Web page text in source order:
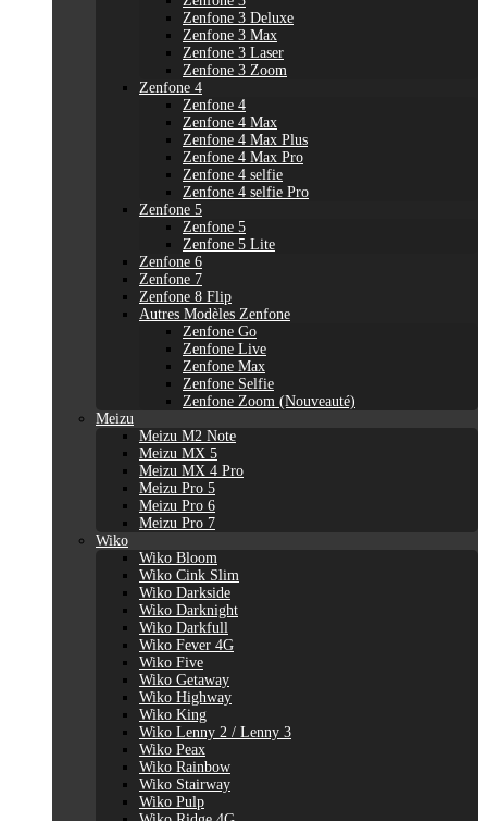
Zenfone 3 Deluxe
Zenfone 3 Max
Zenfone 3 Laser
Zenfone 3 Zoom
Zenfone 4
Zenfone 4
Zenfone 4 Max
Zenfone 4 Max Plus
Zenfone 4 Max Pro
Zenfone 4 selfie
Zenfone 4 selfie Pro
Zenfone 5
Zenfone 5
Zenfone 5 Lite
Zenfone 6
Zenfone 7
Zenfone 8 Flip
Autres Modèles Zenfone
Zenfone Go
Zenfone Live
Zenfone Max
Zenfone Selfie
Zenfone Zoom (Nouveauté)
Meizu
Meizu M2 Note
Meizu MX 5
Meizu MX 4 Pro
Meizu Pro 5
Meizu Pro 6
Meizu Pro 7
Wiko
Wiko Bloom
Wiko Cink Slim
Wiko Darkside
Wiko Darknight
Wiko Darkfull
Wiko Fever 4G
Wiko Five
Wiko Getaway
Wiko Highway
Wiko King
Wiko Lenny 2 / Lenny 3
Wiko Peax
Wiko Rainbow
Wiko Stairway
Wiko Pulp